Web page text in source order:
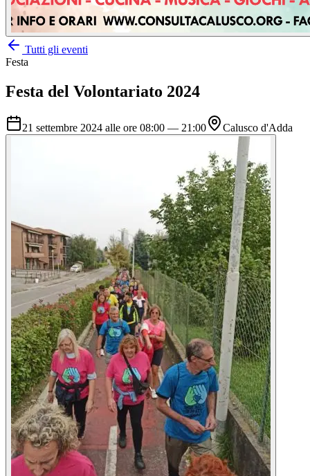
Tutti gli eventi
Festa
Festa del Volontariato 2024
21 settembre 2024 alle ore 08:00 — 21:00 Calusco d'Adda